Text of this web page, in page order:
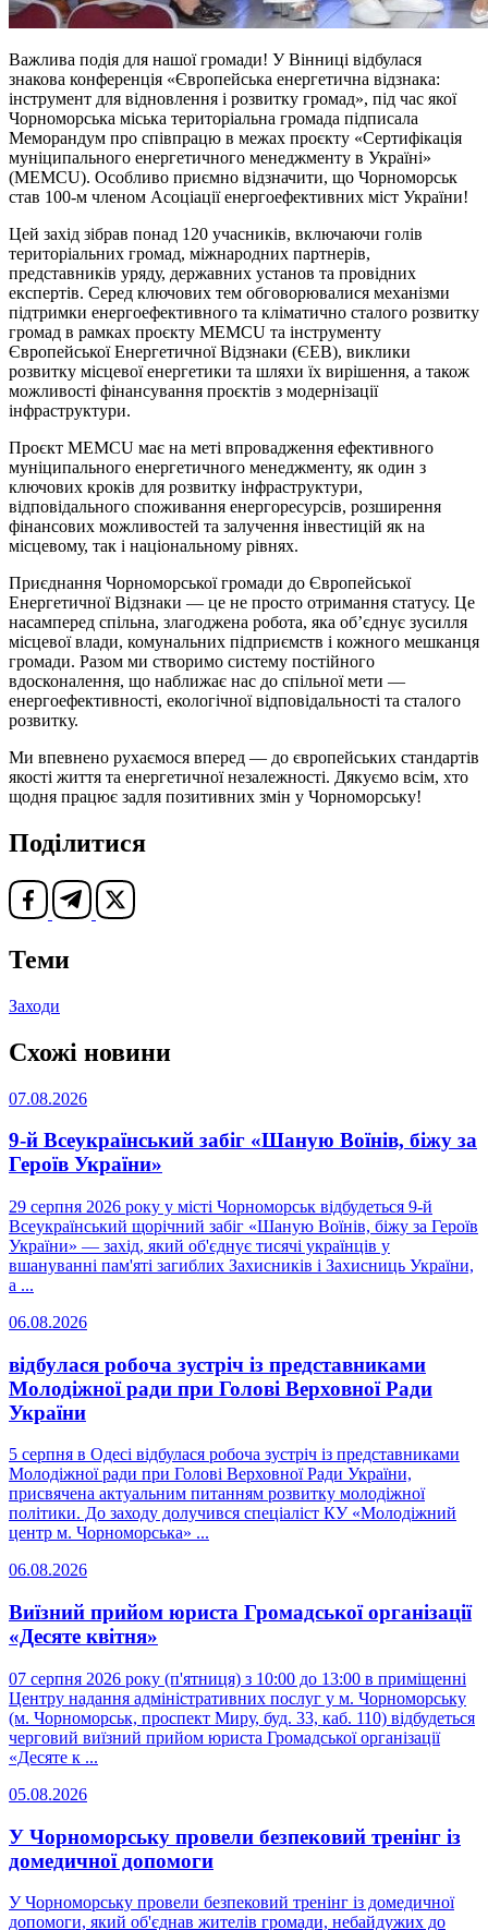
Важлива подія для нашої громади! У Вінниці відбулася
знакова конференція «Європейська енергетична відзнака:
інструмент для відновлення і розвитку громад», під час якої
Чорноморська міська територіальна громада підписала
Меморандум про співпрацю в межах проєкту «Сертифікація
муніципального енергетичного менеджменту в Україні»
(MEMCU). Особливо приємно відзначити, що Чорноморськ
став 100-м членом Асоціації енергоефективних міст України!
Цей захід зібрав понад 120 учасників, включаючи голів
територіальних громад, міжнародних партнерів,
представників уряду, державних установ та провідних
експертів. Серед ключових тем обговорювалися механізми
підтримки енергоефективного та кліматично сталого розвитку
громад в рамках проєкту MEMCU та інструменту
Європейської Енергетичної Відзнаки (ЄЕВ), виклики
розвитку місцевої енергетики та шляхи їх вирішення, а також
можливості фінансування проєктів з модернізації
інфраструктури.
Проєкт MEMCU має на меті впровадження ефективного
муніципального енергетичного менеджменту, як один з
ключових кроків для розвитку інфраструктури,
відповідального споживання енергоресурсів, розширення
фінансових можливостей та залучення інвестицій як на
місцевому, так і національному рівнях.
Приєднання Чорноморської громади до Європейської
Енергетичної Відзнаки — це не просто отримання статусу. Це
насамперед спільна, злагоджена робота, яка об’єднує зусилля
місцевої влади, комунальних підприємств і кожного мешканця
громади. Разом ми створимо систему постійного
вдосконалення, що наближає нас до спільної мети —
енергоефективності, екологічної відповідальності та сталого
розвитку.
Ми впевнено рухаємося вперед — до європейських стандартів
якості життя та енергетичної незалежності. Дякуємо всім, хто
щодня працює задля позитивних змін у Чорноморську!
Поділитися
Теми
Заходи
Схожі новини
07.08.2026
9-й Всеукраїнський забіг «Шаную Воїнів, біжу за
Героїв України»
29 серпня 2026 року у місті Чорноморськ відбудеться 9-й
Всеукраїнський щорічний забіг «Шаную Воїнів, біжу за Героїв
України» — захід, який об'єднує тисячі українців у
вшануванні пам'яті загиблих Захисників і Захисниць України,
а ...
06.08.2026
відбулася робоча зустріч із представниками
Молодіжної ради при Голові Верховної Ради
України
5 серпня в Одесі відбулася робоча зустріч із представниками
Молодіжної ради при Голові Верховної Ради України,
присвячена актуальним питанням розвитку молодіжної
політики. До заходу долучився спеціаліст КУ «Молодіжний
центр м. Чорноморська» ...
06.08.2026
Виїзний прийом юриста Громадської організації
«Десяте квітня»
07 серпня 2026 року (п'ятниця) з 10:00 до 13:00 в приміщенні
Центру надання адміністративних послуг у м. Чорноморську
(м. Чорноморськ, проспект Миру, буд. 33, каб. 110) відбудеться
черговий виїзний прийом юриста Громадської організації
«Десяте к ...
05.08.2026
У Чорноморську провели безпековий тренінг із
домедичної допомоги
У Чорноморську провели безпековий тренінг із домедичної
допомоги, який об'єднав жителів громади, небайдужих до